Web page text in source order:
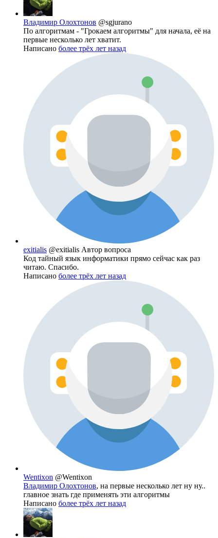
Владимир Олохтонов @sgjurano
По алгоритмам - "Грокаем алгоритмы" для начала, её на
первые несколько лет хватит.
Написано более трёх лет назад
exitialis @exitialis Автор вопроса
Код тайный язык информатики прямо сейчас как раз
читаю. Спасибо.
Написано более трёх лет назад
Wentixon @Wentixon
Владимир Олохтонов, на первые несколько лет ну ну..
главное знать где применять эти алгоритмы
Написано более трёх лет назад